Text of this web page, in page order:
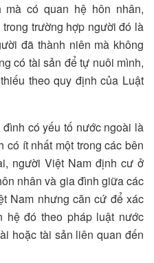
mà có quan hệ hôn nhân,
trường hợp người đó là
đã thành niên mà không
có tài sản để tự nuôi mình,
theo quy định của Luật
có yếu tố nước ngoài là
ít nhất một trong các bên
người Việt Nam định cư ở
nhân và gia đình giữa các
Nam nhưng căn cứ để xác
hệ đó theo pháp luật nước
hoặc tài sản liên quan đến